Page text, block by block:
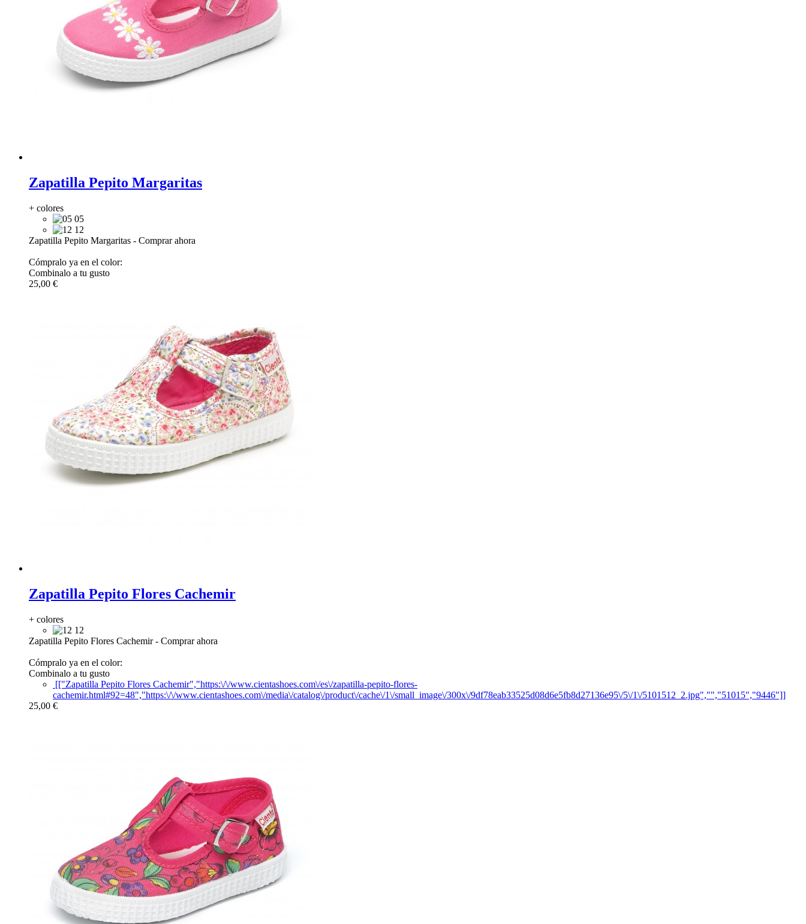
Zapatilla Pepito Margaritas
+ colores
05
12
Zapatilla Pepito Margaritas - Comprar ahora
Cómpralo ya en el color:
Combinalo a tu gusto
25,00 €
Zapatilla Pepito Flores Cachemir
+ colores
12
Zapatilla Pepito Flores Cachemir- Comprar ahora
Cómpralo ya en el color:
Combinalo a tu gusto
[["Zapatilla Pepito Flores Cachemir","https:\/\/www.cientashoes.com\/es\/zapatilla-pepito-flores-
cachemir.html#92=48","https:\/\/www.cientashoes.com\/media\/catalog\/product\/cache\/1\/small_image\/300x\/9df78eab33525d08d6e5fb8d27136e95\/5\/1\/5101512_2.jpg","","51015","9446"]]
25,00 €